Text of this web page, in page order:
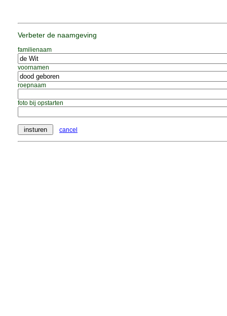
Verbeter de naamgeving
familienaam
voornamen
roepnaam
foto bij opstarten
cancel